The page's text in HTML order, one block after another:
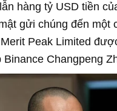
hàng tỷ USD tiền
gửi chúng đến một
Peak Limited
Binance Changpeng